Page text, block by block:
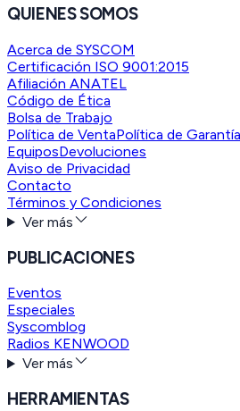
QUIENES SOMOS
Acerca de SYSCOM
Certificación ISO 9001:2015
Afiliación ANATEL
Código de Ética
Bolsa de Trabajo
Política de VentaPolítica de Garantía
EquiposDevoluciones
Aviso de Privacidad
Contacto
Términos y Condiciones
Ver más
PUBLICACIONES
Eventos
Especiales
Syscomblog
Radios KENWOOD
Ver más
HERRAMIENTAS